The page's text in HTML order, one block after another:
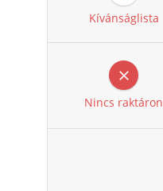
Kívánságlista

Nincs raktáron